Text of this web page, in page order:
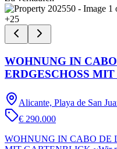
+25
WOHNUNG IN
ERDGESCHOSS
Alicante, Playa de San
€ 290.000
WOHNUNG IN CABO DE